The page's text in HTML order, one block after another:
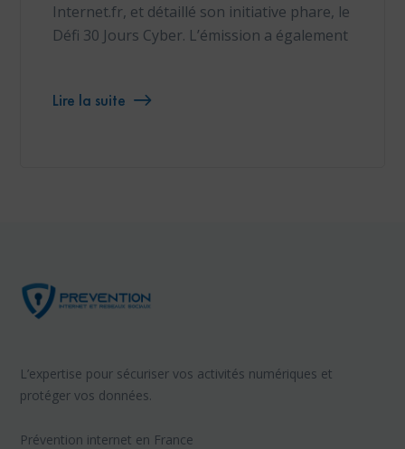
Internet.fr, et détaillé son initiative phare, le
Défi 30 Jours Cyber. L’émission a également
Lire la suite
L’expertise pour sécuriser vos activités numériques et
protéger vos données.
Prévention internet en France